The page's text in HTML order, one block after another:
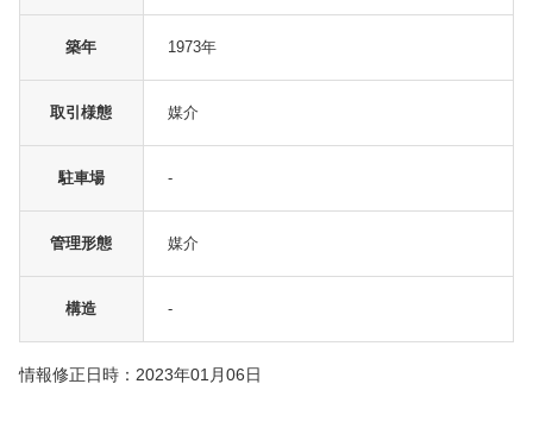
築年 1973年
取引様態 媒介
駐車場 -
管理形態 媒介
構造 -
情報修正日時：2023年01月06日